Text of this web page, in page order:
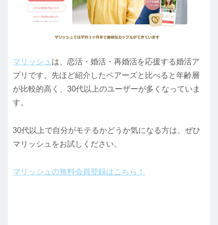
マリッシュ は、恋活・婚活・再婚活を応援する婚活ア
プリです。先ほど紹介したペアーズと比べると年齢層
が比較的高く、30代以上のユーザーが多くなっていま
す。
30代以上で自分がモテるかどうか気になる方は、ぜひ
マリッシュをお試しください。
マリッシュの無料会員登録はこちら！